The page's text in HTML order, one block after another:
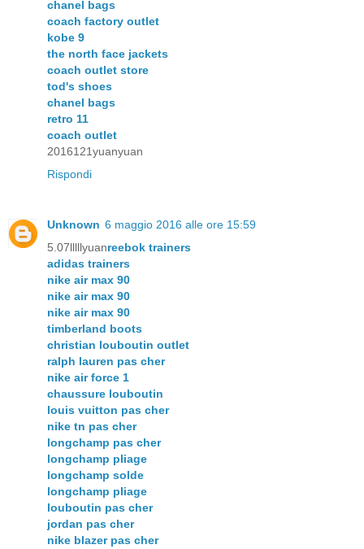
chanel bags
coach factory outlet
kobe 9
the north face jackets
coach outlet store
tod's shoes
chanel bags
retro 11
coach outlet
2016121yuanyuan
Rispondi
Unknown 6 maggio 2016 alle ore 15:59
5.07lllllyuanreebok trainers
adidas trainers
nike air max 90
nike air max 90
nike air max 90
timberland boots
christian louboutin outlet
ralph lauren pas cher
nike air force 1
chaussure louboutin
louis vuitton pas cher
nike tn pas cher
longchamp pas cher
longchamp pliage
longchamp solde
longchamp pliage
louboutin pas cher
jordan pas cher
nike blazer pas cher